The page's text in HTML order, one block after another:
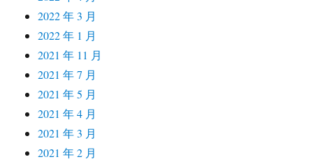
2022 年 3 月
2022 年 1 月
2021 年 11 月
2021 年 7 月
2021 年 5 月
2021 年 4 月
2021 年 3 月
2021 年 2 月